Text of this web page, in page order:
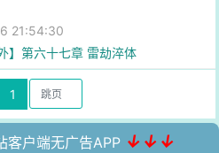
21:54:30
外】第六十七章 雷劫淬体
1
客户端无广告APP ↓↓↓